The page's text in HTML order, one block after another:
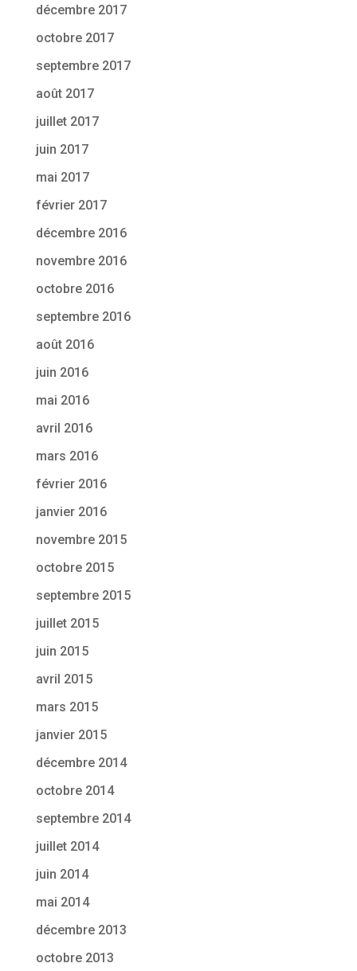
décembre 2017
octobre 2017
septembre 2017
août 2017
juillet 2017
juin 2017
mai 2017
février 2017
décembre 2016
novembre 2016
octobre 2016
septembre 2016
août 2016
juin 2016
mai 2016
avril 2016
mars 2016
février 2016
janvier 2016
novembre 2015
octobre 2015
septembre 2015
juillet 2015
juin 2015
avril 2015
mars 2015
janvier 2015
décembre 2014
octobre 2014
septembre 2014
juillet 2014
juin 2014
mai 2014
décembre 2013
octobre 2013